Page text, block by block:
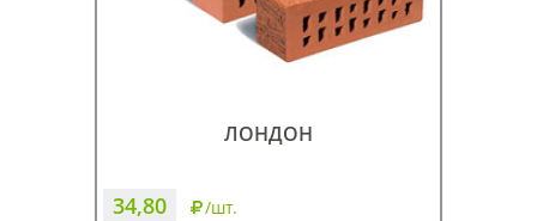
ЛОНДОН
34,80 /шт.